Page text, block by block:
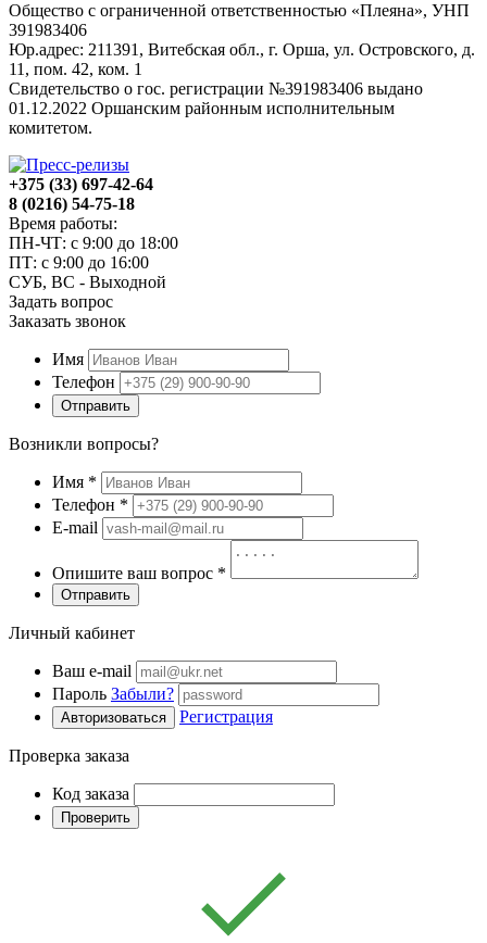
Общество с ограниченной ответственностью «Плеяна», УНП
391983406
Юр.адрес: 211391, Витебская обл., г. Орша, ул. Островского, д.
11, пом. 42, ком. 1
Свидетельство о гос. регистрации №391983406 выдано
01.12.2022 Оршанским районным исполнительным
комитетом.
+375 (33) 697-42-64
8 (0216) 54-75-18
Время работы:
ПН-ЧТ: с 9:00 до 18:00
ПТ: с 9:00 до 16:00
СУБ, ВС - Выходной
Задать вопрос
Заказать звонок
Имя
Телефон
Отправить
Возникли вопросы?
Имя *
Телефон *
E-mail
Опишите ваш вопрос *
Отправить
Личный кабинет
Ваш e-mail
Пароль Забыли?
Авторизоваться Регистрация
Проверка заказа
Код заказа
Проверить